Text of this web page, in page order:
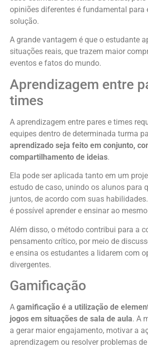
opiniões diferentes é fundamental para
solução.
A grande vantagem é que o estudante
situações reais, que trazem maior
eventos e fatos do mundo.
Aprendizagem entre
times
A aprendizagem entre pares e times
equipes dentro de determinada turma
aprendizado seja feito em conjunto,
compartilhamento de ideias.
Ela pode ser aplicada tanto em um
estudo de caso, unindo os alunos para
juntos, de acordo com suas
é possível aprender e ensinar ao
Além disso, o método contribui para a
pensamento crítico, por meio de
e ensina os estudantes a lidarem com
divergentes.
Gamificação
A gamificação é a utilização de
jogos em situações de sala de aula. A
a gerar maior engajamento, motivar a
aprendizagem ou resolver problemas